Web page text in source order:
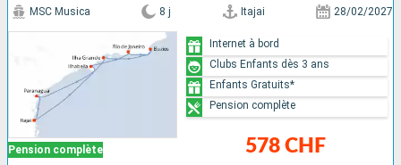
Pension complète
MSC Musica 8 j Itajai 28/02/2027
578 CHF
Internet à bord
Clubs Enfants dès 3 ans
Enfants Gratuits*
Pension complète